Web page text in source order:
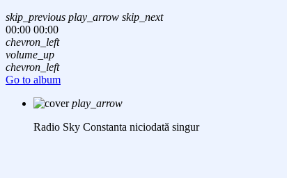
skip_previous play_arrow skip_next
00:00 00:00
chevron_left
volume_up
chevron_left
Go to album
play_arrow
Radio Sky Constanta niciodată singur